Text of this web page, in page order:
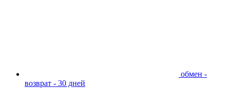
обмен -
возврат - 30 дней